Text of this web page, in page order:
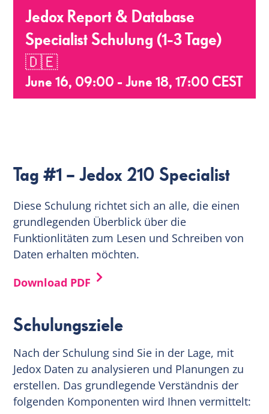
EN
Jedox Report & Database
Specialist Schulung (1-3 Tage)
🇩🇪
June 16, 09:00 -June 18, 17:00CEST
Tag #1 – Jedox 210 Specialist
Diese Schulung richtet sich an alle, die einen
grundlegenden Überblick über die
Funktionlitäten zum Lesen und Schreiben von
Daten erhalten möchten.
Download PDF
Schulungsziele
Nach der Schulung sind Sie in der Lage, mit
Jedox Daten zu analysieren und Planungen zu
erstellen. Das grundlegende Verständnis der
folgenden Komponenten wird Ihnen vermittelt: